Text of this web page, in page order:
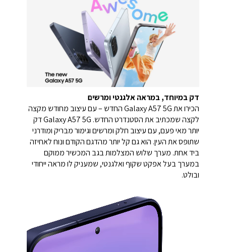
דק במיוחד, במראה אלגנטי ומרשים
הכירו את Galaxy A57 5G החדש – עם עיצוב מחודש מקצה
לקצה שמכתיב את הסטנדרט החדש. Galaxy A57 5G דק
יותר מאי פעם, עם עיצוב חלק ומרשים וגימור מבריק ומודרני
שתופס את העין. הוא גם קל יותר מהדגם הקודם ונוח לאחיזה
ביד אחת. מערך שלוש המצלמות בגב המכשיר ממוקם
במערך בעל אפקט שקוף ואלגנטי, שמעניק לו מראה ייחודי
ובולט.